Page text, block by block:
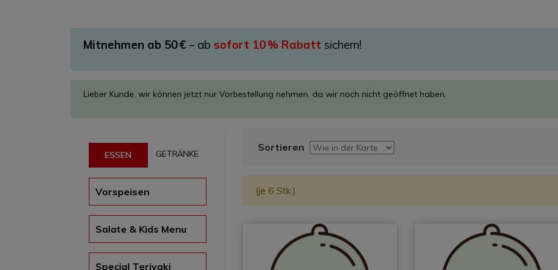
Mitnehmen ab 50 € – ab sofort 10 % Rabatt sichern!
Lieber Kunde, wir können jetzt nur Vorbestellung nehmen, da wir noch nicht geöffnet haben.
ESSEN GETRÄNKE
Vorspeisen
Salate & Kids Menu
Special Teriyaki
Sortieren
(je 6 Stk.)